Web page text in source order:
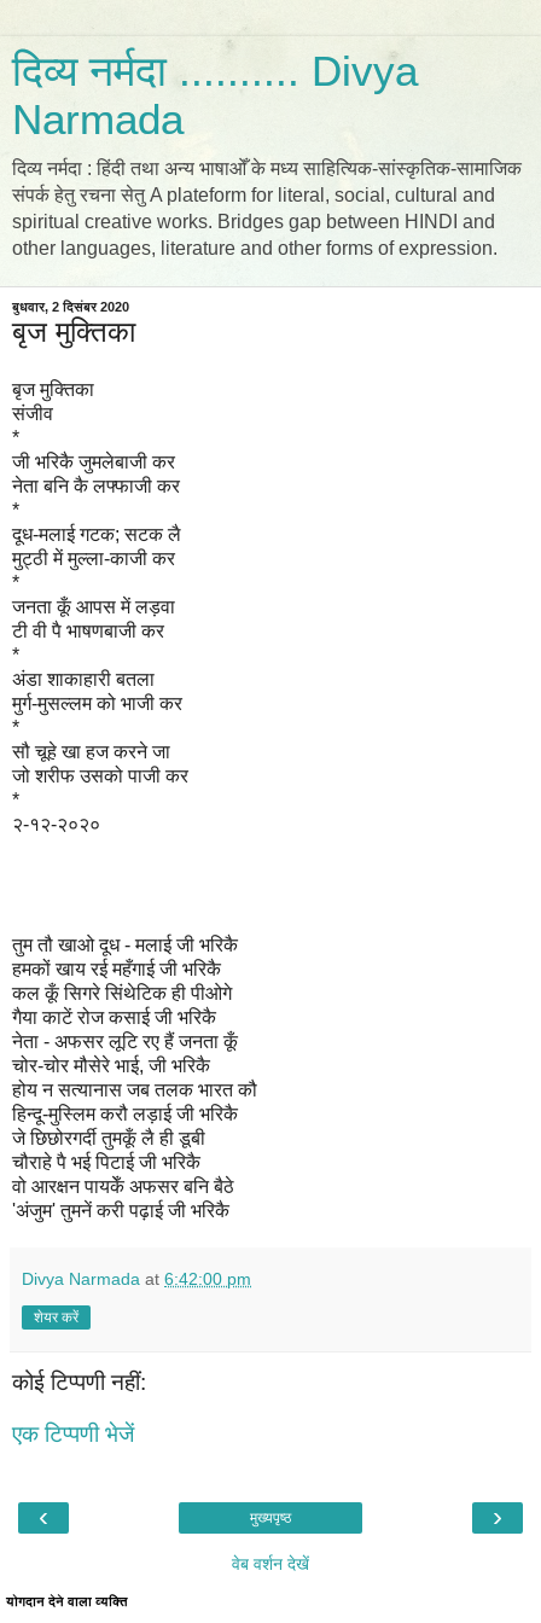
दिव्य नर्मदा .......... Divya
Narmada
दिव्य नर्मदा : हिंदी तथा अन्य भाषाओँ के मध्य साहित्यिक-सांस्कृतिक-सामाजिक
संपर्क हेतु रचना सेतु A plateform for literal, social, cultural and
spiritual creative works. Bridges gap between HINDI and
other languages, literature and other forms of expression.
बुधवार, 2 दिसंबर 2020
बृज मुक्तिका
बृज मुक्तिका
संजीव
*
जी भरिकै जुमलेबाजी कर
नेता बनि कै लफ्फाजी कर
*
दूध-मलाई गटक; सटक लै
मुट्ठी में मुल्ला-काजी कर
*
जनता कूँ आपस में लड़वा
टी वी पै भाषणबाजी कर
*
अंडा शाकाहारी बतला
मुर्ग-मुसल्लम को भाजी कर
*
सौ चूहे खा हज करने जा
जो शरीफ उसको पाजी कर
*
२-१२-२०२०
तुम तौ खाओ दूध - मलाई जी भरिकै
हमकों खाय रई महँगाई जी भरिकै
कल कूँ सिगरे सिंथेटिक ही पीओगे
गैया काटें रोज कसाई जी भरिकै
नेता - अफसर लूटि रए हैं जनता कूँ
चोर-चोर मौसेरे भाई, जी भरिकै
होय न सत्यानास जब तलक भारत कौ
हिन्दू-मुस्लिम करौ लड़ाई जी भरिकै
जे छिछोरगर्दी तुमकूँ लै ही डूबी
चौराहे पै भई पिटाई जी भरिकै
वो आरक्षन पायकेँ अफसर बनि बैठे
'अंजुम' तुमनें करी पढ़ाई जी भरिकै
Divya Narmada at 6:42:00 pm
शेयर करें
कोई टिप्पणी नहीं:
एक टिप्पणी भेजें
‹ ›
मुख्यपृष्ठ
वेब वर्शन देखें
योगदान देने वाला व्यक्ति